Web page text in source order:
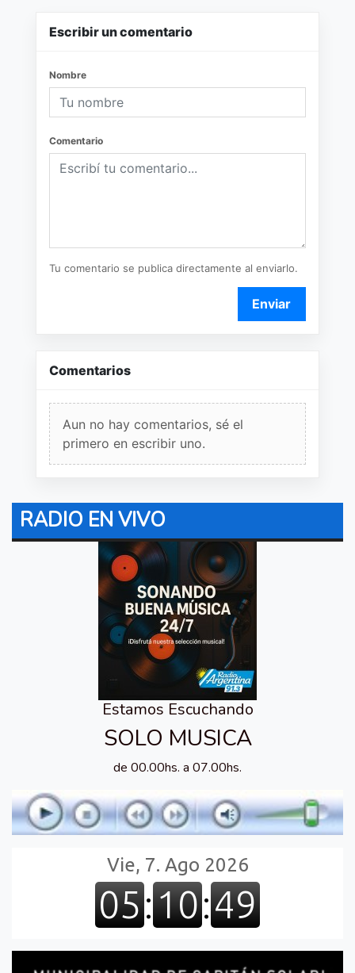
Escribir un comentario
Nombre
Comentario
Tu comentario se publica directamente al enviarlo.
Enviar
Comentarios
Aun no hay comentarios, sé el
primero en escribir uno.
RADIO EN VIVO
Estamos Escuchando
SOLO MUSICA
de 00.00hs. a 07.00hs.